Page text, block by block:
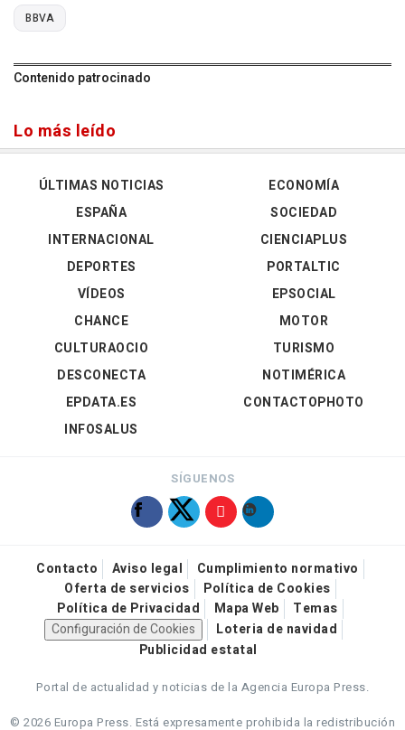
BBVA
Contenido patrocinado
Lo más leído
ÚLTIMAS NOTICIAS
ESPAÑA
INTERNACIONAL
DEPORTES
VÍDEOS
ECONOMÍA
SOCIEDAD
CIENCIAPLUS
PORTALTIC
EPSOCIAL
CHANCE
CULTURAOCIO
DESCONECTA
EPDATA.ES
INFOSALUS
MOTOR
TURISMO
NOTIMÉRICA
CONTACTOPHOTO
SÍGUENOS
Contacto Aviso legal
Cumplimiento normativo
Oferta de servicios
Política de Cookies
Política de Privacidad
Mapa Web
Temas
Configuración de Cookies
Loteria de navidad
Publicidad estatal
Portal de actualidad y noticias de la Agencia Europa Press.
© 2026 Europa Press. Está expresamente prohibida la redistribución